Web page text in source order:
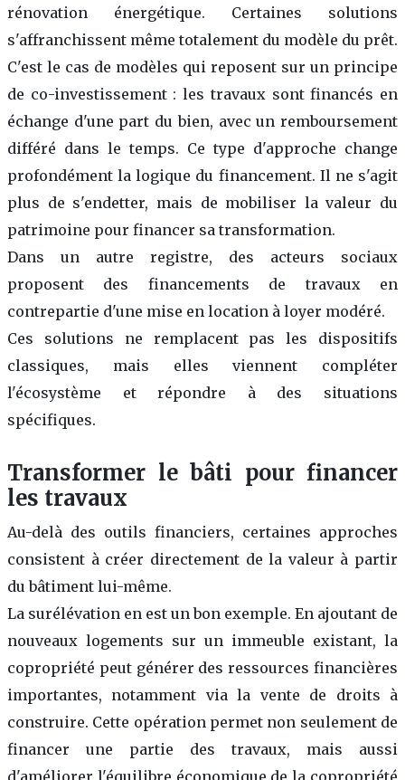
rénovation énergétique. Certaines solutions
s'affranchissent même totalement du modèle du prêt.
C'est le cas de modèles qui reposent sur un principe
de co-investissement : les travaux sont financés en
échange d'une part du bien, avec un remboursement
différé dans le temps. Ce type d'approche change
profondément la logique du financement. Il ne s'agit
plus de s'endetter, mais de mobiliser la valeur du
patrimoine pour financer sa transformation.
Dans un autre registre, des acteurs sociaux
proposent des financements de travaux en
contrepartie d'une mise en location à loyer modéré.
Ces solutions ne remplacent pas les dispositifs
classiques, mais elles viennent compléter
l'écosystème et répondre à des situations
spécifiques.
Transformer le bâti pour financer
les travaux
Au-delà des outils financiers, certaines approches
consistent à créer directement de la valeur à partir
du bâtiment lui-même.
La surélévation en est un bon exemple. En ajoutant de
nouveaux logements sur un immeuble existant, la
copropriété peut générer des ressources financières
importantes, notamment via la vente de droits à
construire. Cette opération permet non seulement de
financer une partie des travaux, mais aussi